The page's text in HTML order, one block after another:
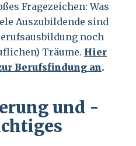
Fragezeichen: Was
Auszubildende sind
noch
Träume. Hier
Berufsfindung an.
und -